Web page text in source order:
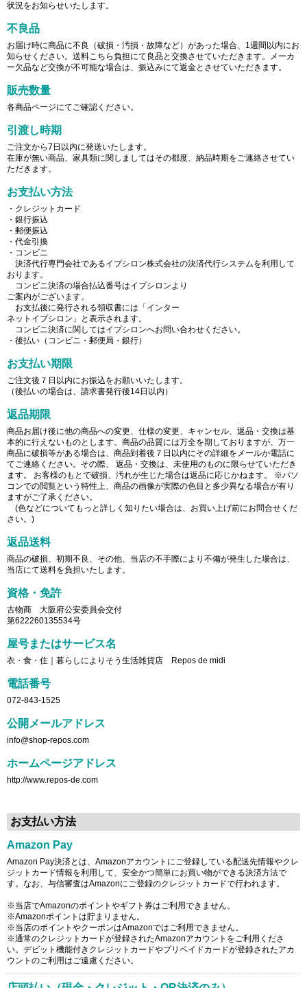
状況をお知らせいたします。
不良品
お届け時に商品に不良（破損・汚損・故障など）があった場合、1週間以内にお
知らせください。送料こちら負担にて良品と交換させていただきます。メーカ
ー欠品など交換が不可能な場合は、振込みにて返金とさせていただきます。
販売数量
各商品ページにてご確認ください。
引渡し時期
ご注文から7日以内に発送いたします。
在庫が無い商品、家具類に関しましてはその都度、納品時期をご連絡させてい
ただきます。
お支払い方法
・クレジットカード
・銀行振込
・郵便振込
・代金引換
・コンビニ
決済代行専門会社であるイプシロン株式会社の決済代行システムを利用して
おります。
コンビニ決済の場合払込番号はイプシロンより
ご案内がございます。
お支払後に発行される領収書には「インター
ネットイプシロン」と表示されます。
コンビニ決済に関してはイプシロンへお問い合わせください。
・後払い（コンビニ・郵便局・銀行）
お支払い期限
ご注文後７日以内にお振込をお願いいたします。
（後払いの場合は、請求書発行後14日以内）
返品期限
商品お届け後に他の商品への変更、仕様の変更、キャンセル、返品・交換は基
本的に行えないものとします。商品の品質には万全を期しておりますが、万一
商品に破損等がある場合は、商品到着後７日以内にその詳細をメールか電話に
てご連絡ください。その際、 返品・交換は、未使用のものに限らせていただき
ます。 お客様のもとで破損、汚れが生じた場合は返品に応じかねます。 ※パソ
コンでの閲覧という特性上、商品の画像が実際の色目と多少異なる場合が有り
ますがご了承ください。
(色などについてもっと詳しく知りたい場合は、お買い上げ前にお問合せくだ
さい。)
返品送料
商品の破損、初期不良、その他、当店の不手際により不備が発生した場合は、
当店にて送料を負担いたします。
資格・免許
古物商 大阪府公安委員会交付
第622260135534号
屋号またはサービス名
衣・食・住｜暮らしによりそう生活雑貨店 Repos de midi
電話番号
072-843-1525
公開メールアドレス
info@shop-repos.com
ホームページアドレス
http://www.repos-de.com
お支払い方法
Amazon Pay
Amazon Pay決済とは、Amazonアカウントにご登録している配送先情報やクレ
ジットカード情報を利用して、安全かつ簡単にお買い物ができる決済方法で
す。なお、与信審査はAmazonにご登録のクレジットカードで行われます。
※当店でAmazonのポイントやギフト券はご利用できません。
※Amazonポイントは貯まりません。
※当店のポイントやクーポンはAmazonではご利用できません。
※通常のクレジットカードが登録されたAmazonアカウントをご利用くださ
い。デビット機能付きクレジットカードやプリペイドカードが登録されたアカ
ウントのご利用はご遠慮ください。